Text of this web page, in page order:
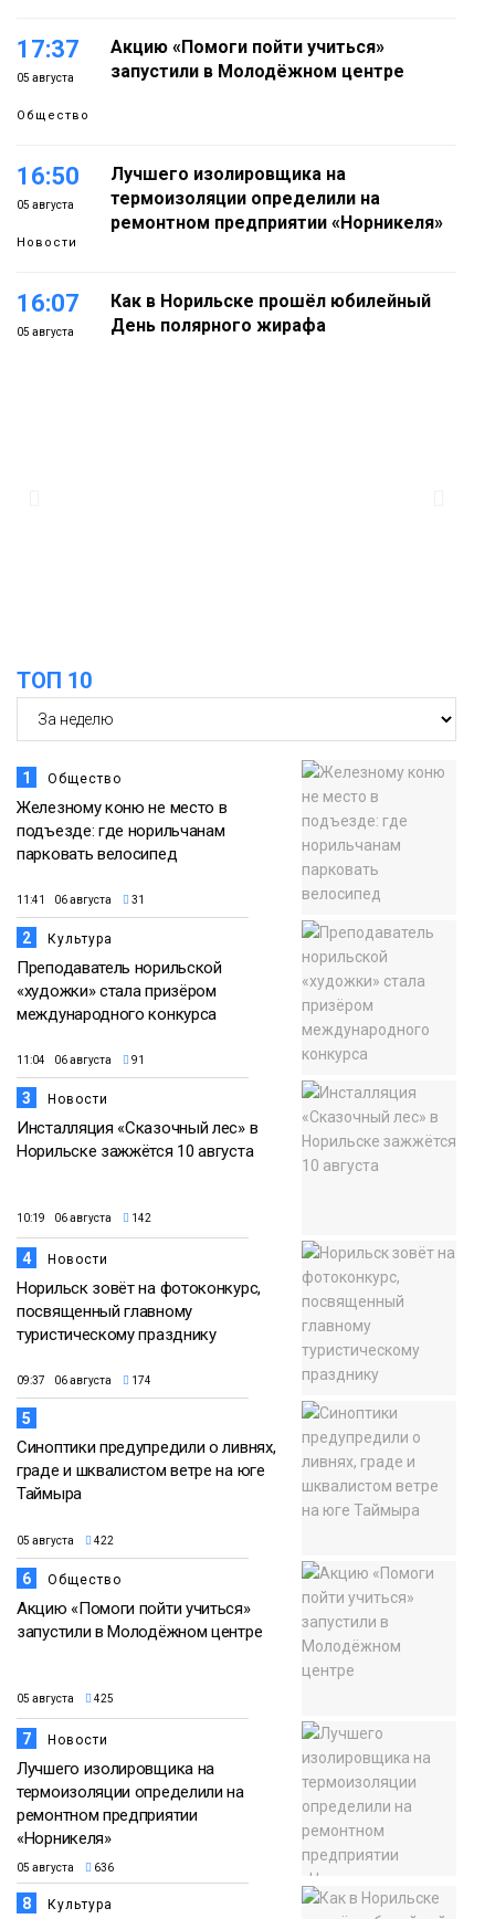
17:37
05 августа
Общество
Акцию «Помоги пойти учиться»
запустили в Молодёжном центре
16:50
05 августа
Новости
Лучшего изолировщика на
термоизоляции определили на
ремонтном предприятии «Норникеля»
16:07
05 августа
Как в Норильске прошёл юбилейный
День полярного жирафа
ТОП 10
1 Общество
Железному коню не место в
подъезде: где норильчанам
парковать велосипед
11:41 06 августа 31
2 Культура
Преподаватель норильской
«художки» стала призёром
международного конкурса
11:04 06 августа 91
3 Новости
Инсталляция «Сказочный лес» в
Норильске зажжётся 10 августа
10:19 06 августа 142
4 Новости
Норильск зовёт на фотоконкурс,
посвященный главному
туристическому празднику
09:37 06 августа 174
5
Синоптики предупредили о ливнях,
граде и шквалистом ветре на юге
Таймыра
05 августа 422
6 Общество
Акцию «Помоги пойти учиться»
запустили в Молодёжном центре
05 августа 425
7 Новости
Лучшего изолировщика на
термоизоляции определили на
ремонтном предприятии
«Норникеля»
05 августа 636
8 Культура